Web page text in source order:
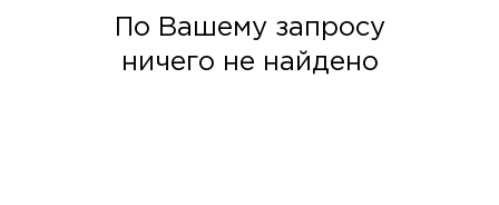
По Вашему запросу
ничего не найдено